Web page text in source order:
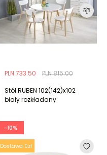
PLN 815.00
PLN 733.50
Stół RUBEN 102(142)x102
biały rozkładany
-10%
Dostawa 0zł